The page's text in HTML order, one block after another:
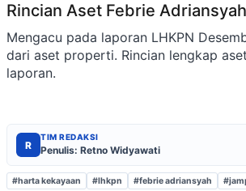
Rincian Aset Febrie Adriansyah
Mengacu pada laporan LHKPN
dari aset properti. Rincian lengkap
laporan.
R
TIM REDAKSI
Penulis: Retno Widyawati
#harta kekayaan #lhkpn #febrie adriansyah